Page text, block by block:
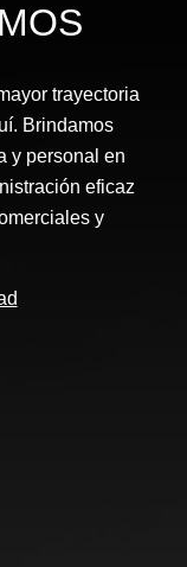
trayectoria
Brindamos
y personal en
eficaz
y